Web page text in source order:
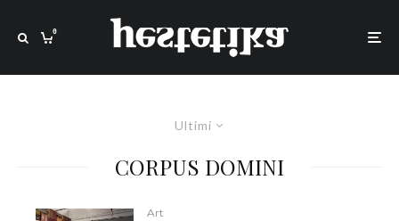
0
Ultimi
CORPUS DOMINI
Art